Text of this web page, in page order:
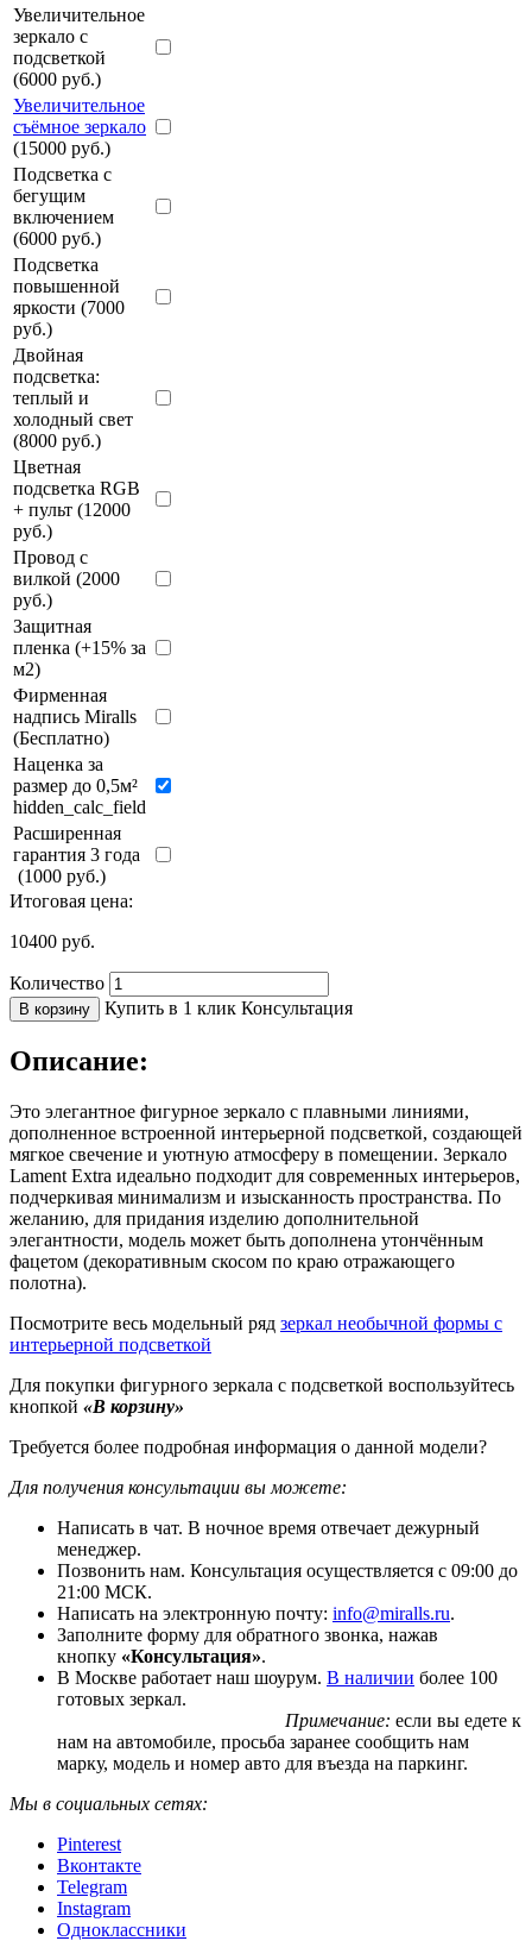
Увеличительное
зеркало с
подсветкой
(6000 руб.)
Увеличительное
съёмное зеркало
(15000 руб.)
Подсветка с
бегущим
включением
(6000 руб.)
Подсветка
повышенной
яркости (7000
руб.)
Двойная
подсветка:
теплый и
холодный свет
(8000 руб.)
Цветная
подсветка RGB
+ пульт (12000
руб.)
Провод с
вилкой (2000
руб.)
Защитная
пленка (+15% за
м2)
Фирменная
надпись Miralls
(Бесплатно)
Наценка за
размер до 0,5м²
hidden_calc_field
Расширенная
гарантия 3 года
(1000 руб.)
Итоговая цена:
10400 руб.
Количество
В корзину Купить в 1 клик Консультация
Описание:
Это элегантное фигурное зеркало с плавными линиями,
дополненное встроенной интерьерной подсветкой, создающей
мягкое свечение и уютную атмосферу в помещении. Зеркало
Lament Extra идеально подходит для современных интерьеров,
подчеркивая минимализм и изысканность пространства. По
желанию, для придания изделию дополнительной
элегантности, модель может быть дополнена утончённым
фацетом (декоративным скосом по краю отражающего
полотна).
Посмотрите весь модельный ряд зеркал необычной формы с
интерьерной подсветкой
Для покупки фигурного зеркала с подсветкой воспользуйтесь
кнопкой «В корзину»
Требуется более подробная информация о данной модели?
Для получения консультации вы можете:
Написать в чат. В ночное время отвечает дежурный
менеджер.
Позвонить нам. Консультация осуществляется с 09:00 до
21:00 МСК.
Написать на электронную почту: info@miralls.ru.
Заполните форму для обратного звонка, нажав
кнопку «Консультация».
В Москве работает наш шоурум. В наличии более 100
готовых зеркал.
Примечание: если вы едете к
нам на автомобиле, просьба заранее сообщить нам
марку, модель и номер авто для въезда на паркинг.
Мы в социальных сетях:
Pinterest
Вконтакте
Telegram
Instagram
Одноклассники